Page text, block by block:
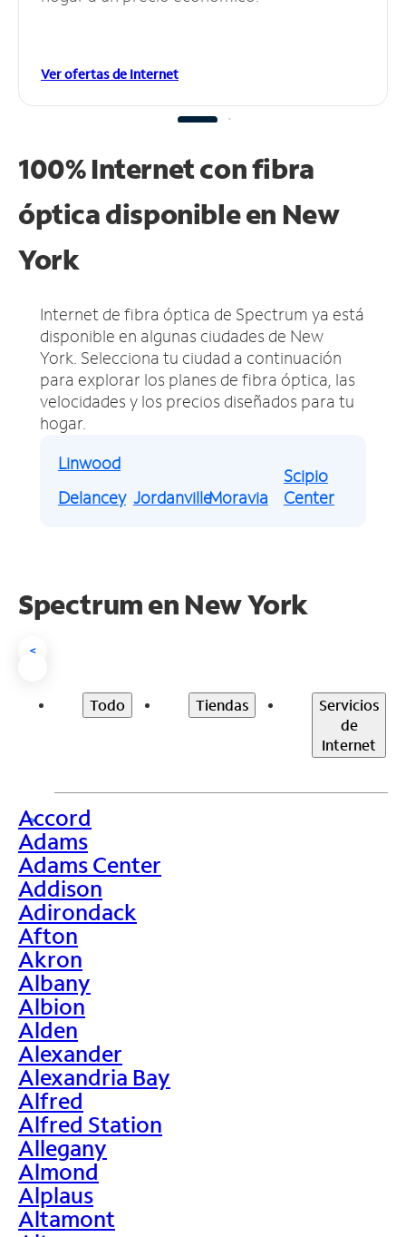
Ver ofertas de Internet
100% Internet con fibra
óptica disponible en New
York
Internet de fibra óptica de Spectrum ya está
disponible en algunas ciudades de New
York. Selecciona tu ciudad a continuación
para explorar los planes de fibra óptica, las
velocidades y los precios diseñados para tu
hogar.
Linwood
Delancey JordanvilleMoravia
Scipio
Center
Spectrum en New York
<
Todo Tiendas
Servicios
de
Internet
>
Accord
Adams
Adams Center
Addison
Adirondack
Afton
Akron
Albany
Albion
Alden
Alexander
Alexandria Bay
Alfred
Alfred Station
Allegany
Almond
Alplaus
Altamont